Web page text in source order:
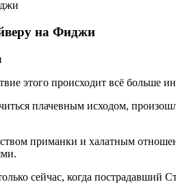
на Фиджи
этого происходит всё больше
плачевным исходом,
приманки и халатным
сейчас, когда